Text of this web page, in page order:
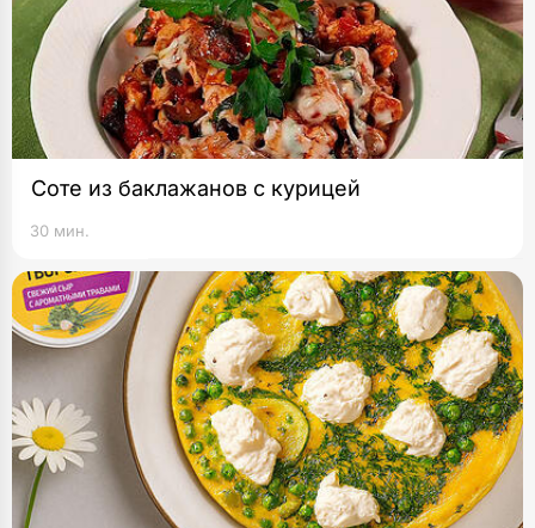
Соте из баклажанов с курицей
30 мин.